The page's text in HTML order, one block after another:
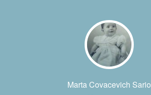
Marta Covacevich Sario